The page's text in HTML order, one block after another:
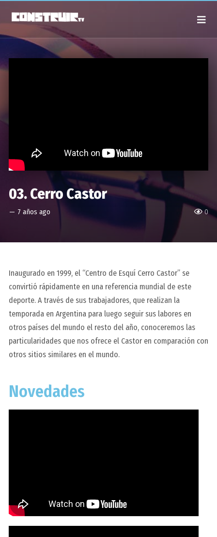
0
03. Cerro Castor
— 7 años ago
Inaugurado en 1999, el “Centro de Esquí Cerro Castor” se
convirtió rápidamente en una referencia mundial de este
deporte. A través de sus trabajadores, que realizan la
temporada en Argentina para luego seguir sus labores en
otros países del mundo el resto del año, conoceremos las
particularidades que nos ofrece el Castor en comparación con
otros sitios similares en el mundo.
Novedades